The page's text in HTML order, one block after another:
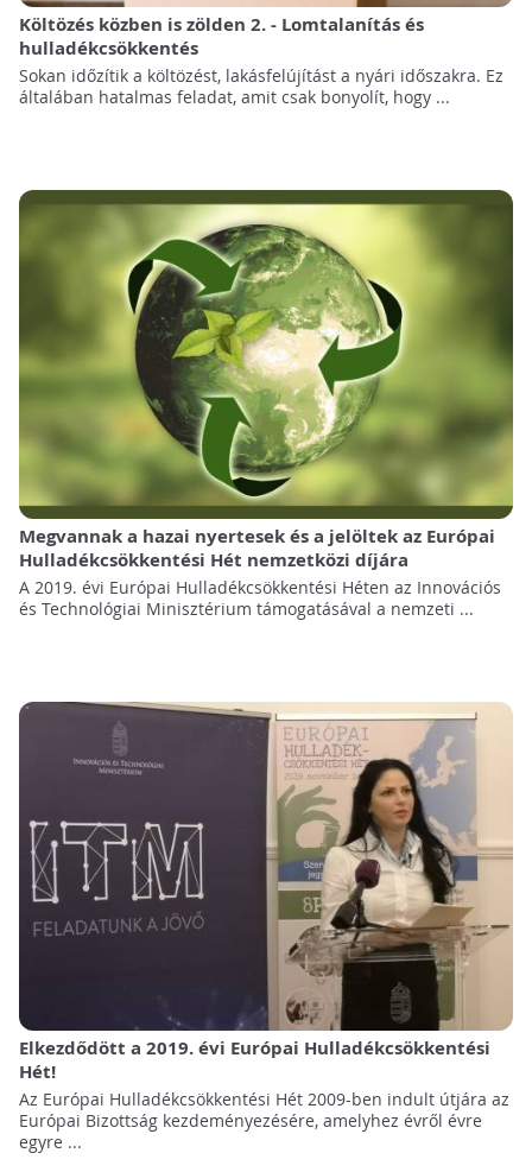
Költözés közben is zölden 2. - Lomtalanítás és
hulladékcsökkentés
Sokan időzítik a költözést, lakásfelújítást a nyári időszakra. Ez
általában hatalmas feladat, amit csak bonyolít, hogy ...
Megvannak a hazai nyertesek és a jelöltek az Európai
Hulladékcsökkentési Hét nemzetközi díjára
A 2019. évi Európai Hulladékcsökkentési Héten az Innovációs
és Technológiai Minisztérium támogatásával a nemzeti ...
Elkezdődött a 2019. évi Európai Hulladékcsökkentési
Hét!
Az Európai Hulladékcsökkentési Hét 2009-ben indult útjára az
Európai Bizottság kezdeményezésére, amelyhez évről évre
egyre ...